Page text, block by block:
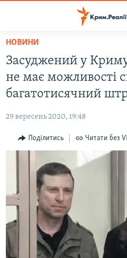
Перейти
основного
матеріалу
Перейти
до
основної
навігації
Перейти
до
ВОДА.КРИМ
ВІДЕО ТА ФОТО
БЛОГИ
ПОГЛЯД
ІНТЕРВ'Ю
ВСЕ ЗА ДЕНЬ
СПЕЦПРОЕКТИ
ДЕПОРТАЦІЯ
ВІДЕОУРОКИ «ELIFBE»
СВІДЧЕННЯ ОКУПАЦІЇ
ЯК ОБІЙТИ БЛОКУВАННЯ
Русский
Qırımtatar
НОВИНИ
Засуджений у
не має можливості
багатотисячний
29 вересень 2020, 19:48
Поділитись Читати без